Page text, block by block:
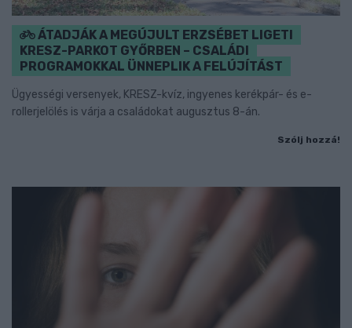
ÁTADJÁK A MEGÚJULT ERZSÉBET LIGETI
KRESZ-PARKOT GYŐRBEN – CSALÁDI
PROGRAMOKKAL ÜNNEPLIK A FELÚJÍTÁST
Ügyességi versenyek, KRESZ-kvíz, ingyenes kerékpár- és e-
rollerjelölés is várja a családokat augusztus 8-án.
Szólj hozzá!